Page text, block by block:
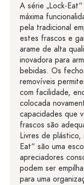
A série „Lock-
máxima
pela tradicional
estes frascos e
arame de alta
inovadora para
bebidas. Os
removíveis
com facilidade,
colocada
capacidades que
frascos são
Livres de plástico,
Eat“ são uma
apreciadores
podem ser
para uma